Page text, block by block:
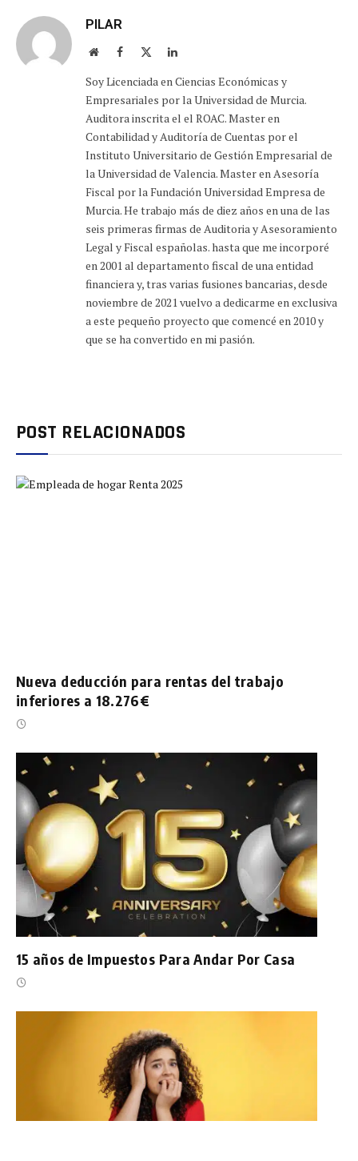
PILAR
Sitio Facebook LinkedIn
Soy Licenciada en Ciencias Económicas y
Empresariales por la Universidad de Murcia.
Auditora inscrita el el ROAC. Master en
Contabilidad y Auditoría de Cuentas por el
Instituto Universitario de Gestión Empresarial de
la Universidad de Valencia. Master en Asesoría
Fiscal por la Fundación Universidad Empresa de
Murcia. He trabajo más de diez años en una de las
seis primeras firmas de Auditoria y Asesoramiento
Legal y Fiscal españolas. hasta que me incorporé
en 2001 al departamento fiscal de una entidad
financiera y, tras varias fusiones bancarias, desde
noviembre de 2021 vuelvo a dedicarme en exclusiva
a este pequeño proyecto que comencé en 2010 y
que se ha convertido en mi pasión.
POST RELACIONADOS
Nueva deducción para rentas del trabajo
inferiores a 18.276€
15 años de Impuestos Para Andar Por Casa